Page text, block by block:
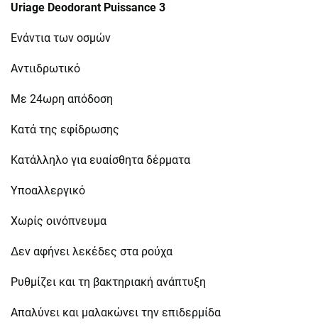
Uriage Deodorant Puissance 3
Ενάντια των οσμών
Αντιιδρωτικό
Με 24ωρη απόδοση
Κατά της εφίδρωσης
Κατάλληλο για ευαίσθητα δέρματα
Υποαλλεργικό
Χωρίς οινόπνευμα
Δεν αφήνει λεκέδες στα ρούχα
Ρυθμίζει και τη βακτηριακή ανάπτυξη
Απαλύνει και μαλακώνει την επιδερμίδα